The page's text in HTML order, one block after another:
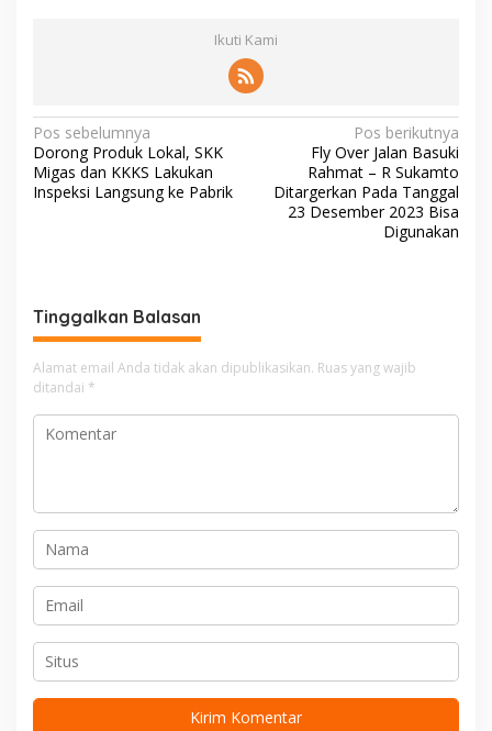
Ikuti Kami
N
a
v
s
i
p
o
s
Pos sebelumnya
Dorong Produk Lokal, SKK
Migas dan KKKS Lakukan
Inspeksi Langsung ke Pabrik
Pos berikutnya
Fly Over Jalan Basuki
Rahmat – R Sukamto
Ditargerkan Pada Tanggal
23 Desember 2023 Bisa
Digunakan
Tinggalkan Balasan
Alamat email Anda tidak akan dipublikasikan. Ruas yang wajib
ditandai *